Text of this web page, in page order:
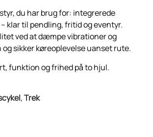
du har brug for: integrerede
klar til pendling, fritid og eventyr.
ved at dæmpe vibrationer og
sikker køreoplevelse uanset rute.
funktion og frihed på to hjul.
,Trek